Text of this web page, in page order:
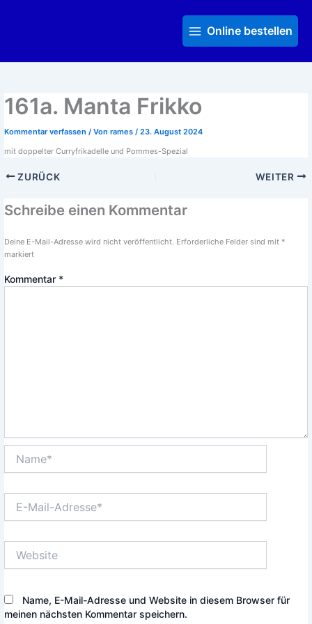
MenuOnline bestellen
161a. Manta Frikko
Kommentar verfassen / Von rames / 23. August 2024
mit doppelter Curryfrikadelle und Pommes-Spezial
ZURÜCK WEITER
Schreibe einen Kommentar
Deine E-Mail-Adresse wird nicht veröffentlicht. Erforderliche Felder sind mit *
markiert
Kommentar *
Mail-
Name, E-Mail-Adresse und Website in diesem Browser für
meinen nächsten Kommentar speichern.